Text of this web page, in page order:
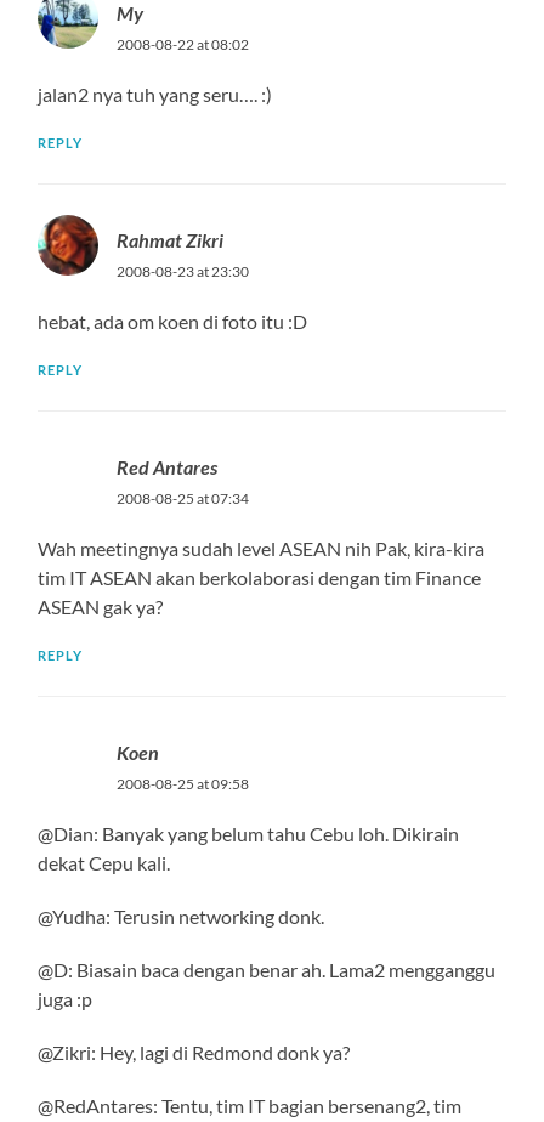
My
2008-08-22 at 08:02
jalan2 nya tuh yang seru…. :)
REPLY
Rahmat Zikri
2008-08-23 at 23:30
hebat, ada om koen di foto itu :D
REPLY
Red Antares
2008-08-25 at 07:34
Wah meetingnya sudah level ASEAN nih Pak, kira-kira
tim IT ASEAN akan berkolaborasi dengan tim Finance
ASEAN gak ya?
REPLY
Koen
2008-08-25 at 09:58
@Dian: Banyak yang belum tahu Cebu loh. Dikirain
dekat Cepu kali.
@Yudha: Terusin networking donk.
@D: Biasain baca dengan benar ah. Lama2 mengganggu
juga :p
@Zikri: Hey, lagi di Redmond donk ya?
@RedAntares: Tentu, tim IT bagian bersenang2, tim